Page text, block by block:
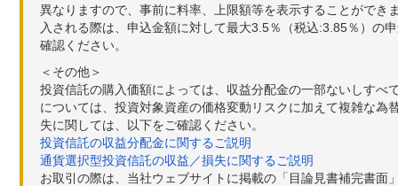
異なりますので、事前に料率、上限額等を表示することがで
入される際は、申込金額に対して最大3.5％（税込:3.85％）の
確認ください。
＜その他＞
投資信託の購入価額によっては、収益分配金の一部ないしす
については、投資対象資産の価格変動リスクに加えて複雑な
失に関しては、以下をご確認ください。
投資信託の収益分配金に関するご説明
通貨選択型投資信託の収益／損失に関するご説明
お取引の際は、当社ウェブサイトに掲載の「目論見書補完書